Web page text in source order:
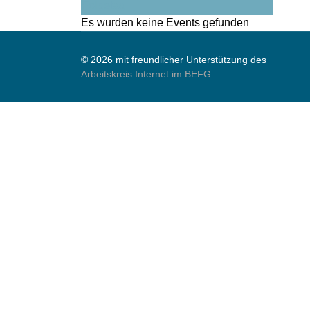
Es wurden keine Events gefunden
© 2026 mit freundlicher Unterstützung des
Arbeitskreis Internet im BEFG